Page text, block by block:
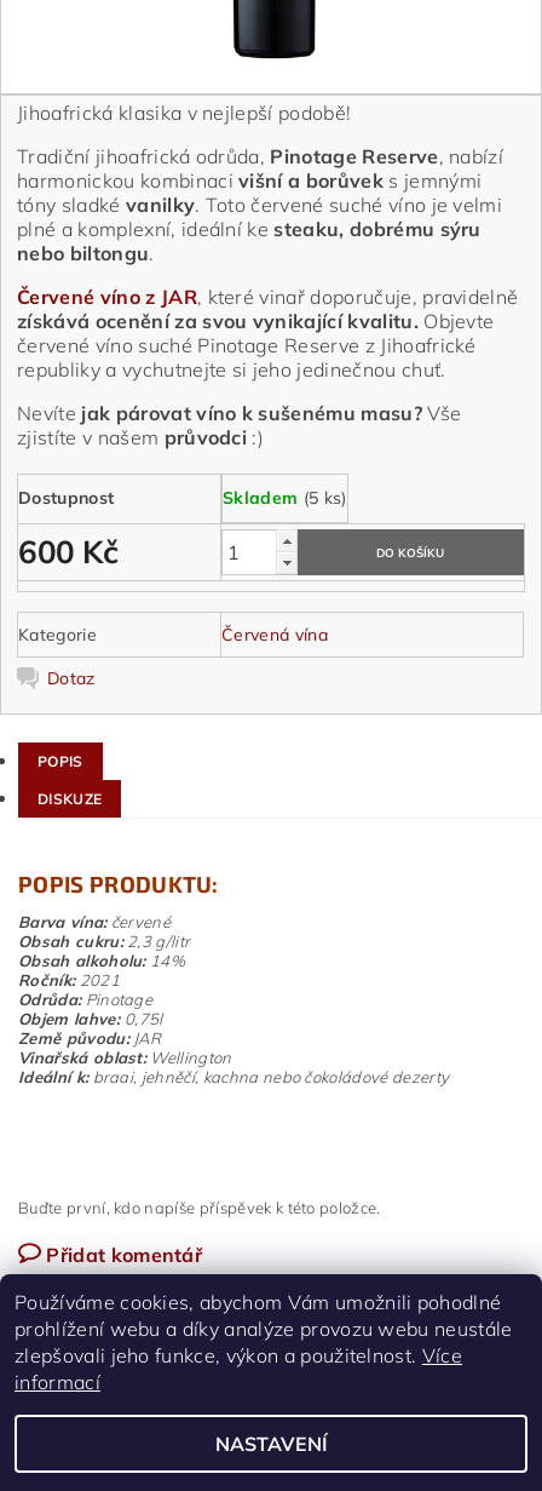
Jihoafrická klasika v nejlepší podobě!
Tradiční jihoafrická odrůda, Pinotage Reserve, nabízí
harmonickou kombinacivišní a borůveks jemnými
tóny sladké vanilky. Toto červené suché víno je velmi
plné a komplexní, ideální ke steaku, dobrému sýru
nebo biltongu.
Červené víno z JAR, které vinař doporučuje, pravidelně
získává ocenění za svou vynikající kvalitu. Objevte
červené víno suché Pinotage Reserve z Jihoafrické
republiky a vychutnejte si jeho jedinečnou chuť.
Nevíte jak párovat víno k sušenému masu?Vše
zjistíte v našem průvodci :)
Dostupnost Skladem (5 ks)
600 Kč
Kategorie
Červená vína
Dotaz
POPIS
DISKUZE
POPIS PRODUKTU:
Barva vína:červené
Obsah cukru:2,3 g/litr
Obsah alkoholu: 14%
Ročník: 2021
Odrůda:Pinotage
Objem lahve: 0,75l
Země původu:JAR
Vinařská oblast:Wellington
Ideální k:braai, jehněčí, kachna nebo čokoládové dezerty
Buďte první, kdo napíše příspěvek k této položce.
Přidat komentář
2026 ©Biltong | Saffa Maso | Hovězí sušené maso, všechna práva vyhrazena
Používáme cookies, abychom Vám umožnili pohodlné
prohlížení webu a díky analýze provozu webu neustále
zlepšovali jeho funkce, výkon a použitelnost. Více
informací
NASTAVENÍ